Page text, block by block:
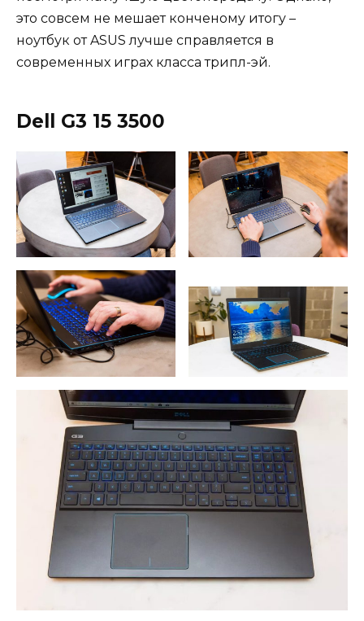
это совсем не мешает конченому итогу –
ноутбук от ASUS лучше справляется в
современных играх класса трипл-эй.
Dell G3 15 3500